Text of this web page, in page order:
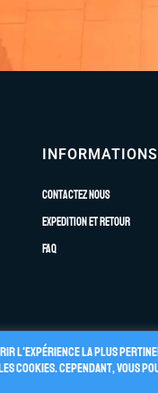
INFORMATIONS
Contactez nous
Expedition et retour
FAQ
Conditions Générales de
l'expérience la plus
cookies. Cependant, vous